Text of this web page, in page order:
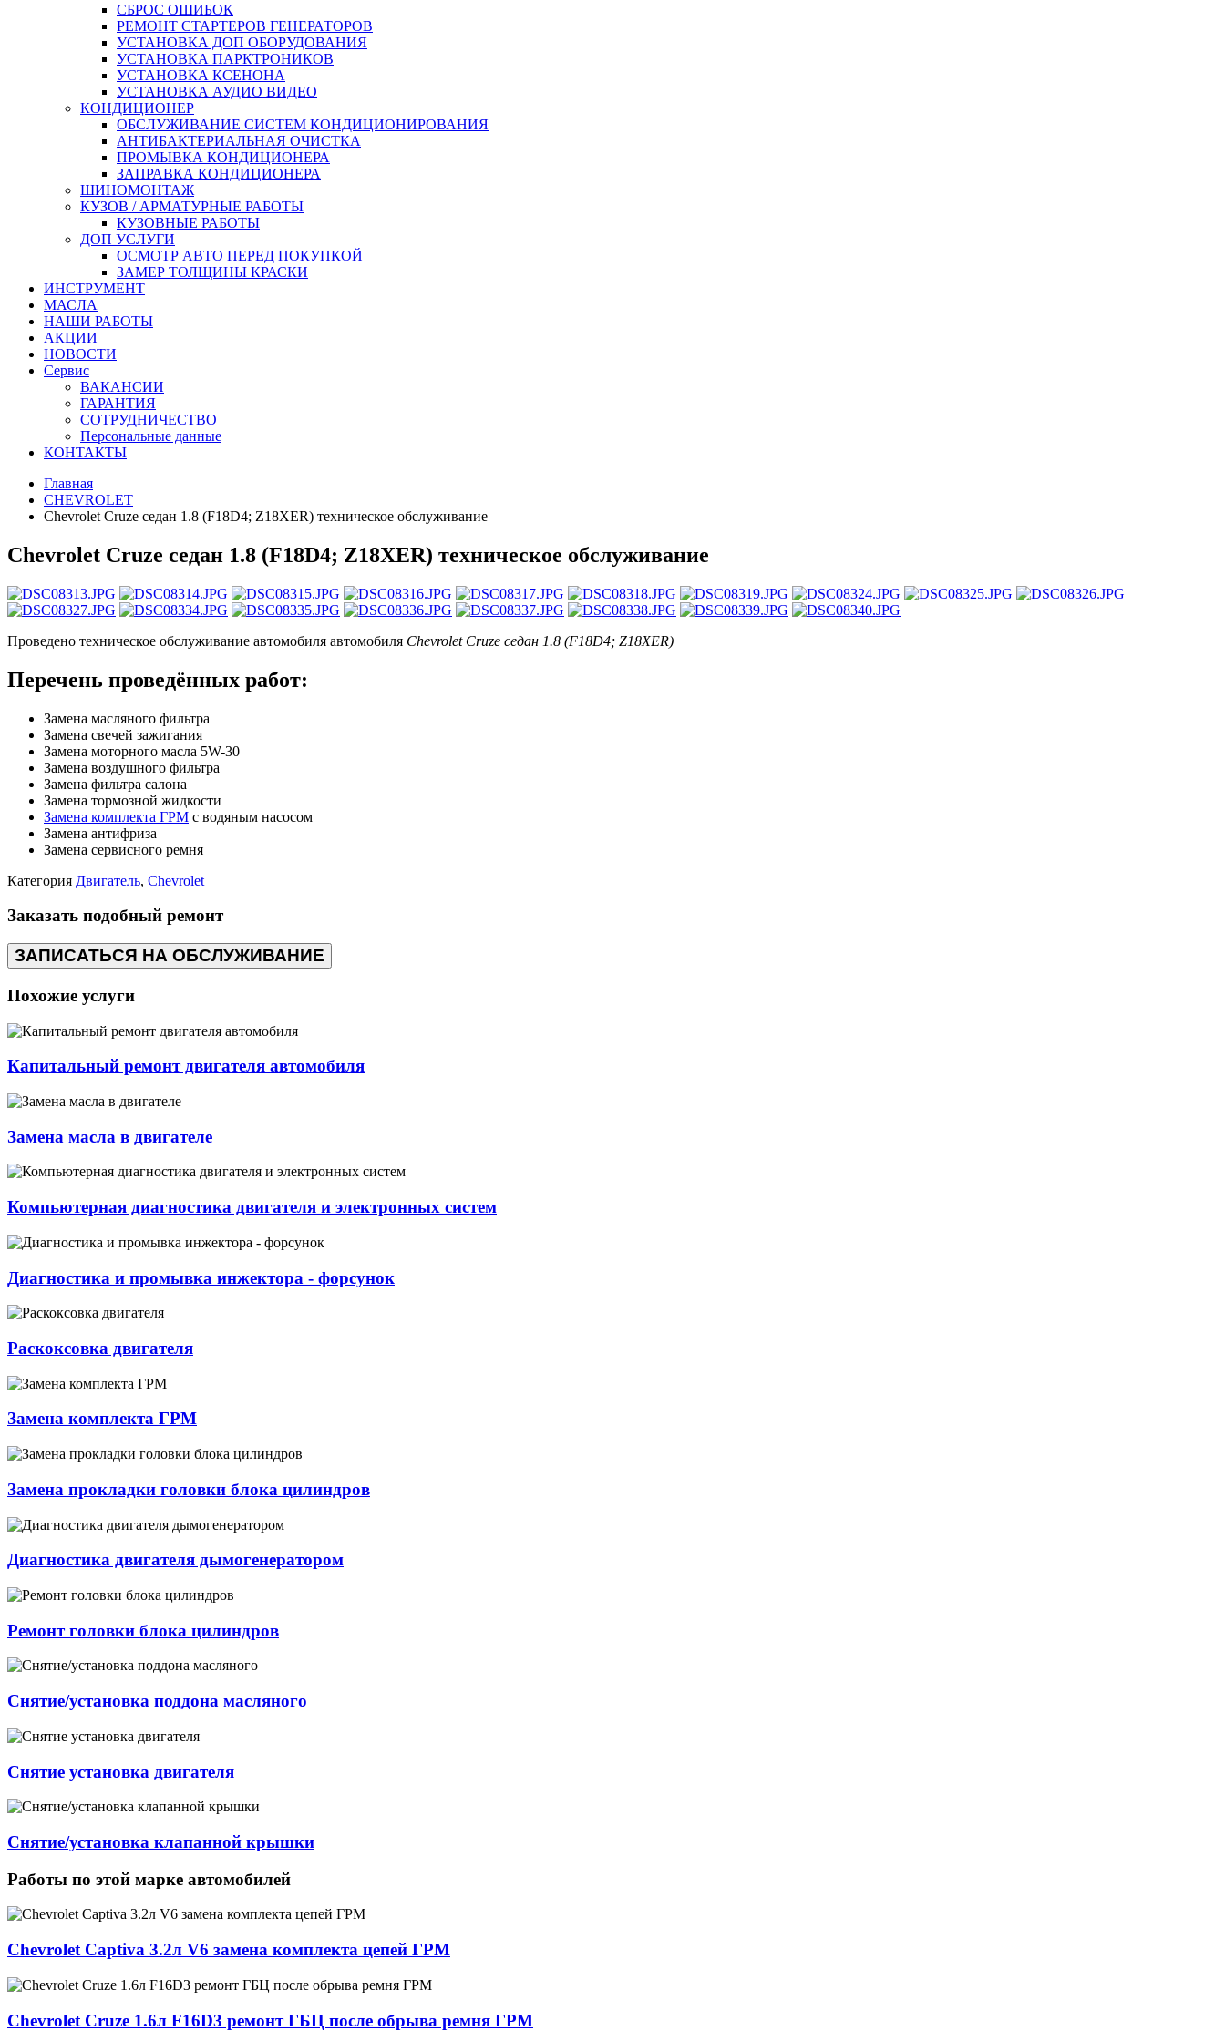
СБРОС ОШИБОК
РЕМОНТ СТАРТЕРОВ ГЕНЕРАТОРОВ
УСТАНОВКА ДОП ОБОРУДОВАНИЯ
УСТАНОВКА ПАРКТРОНИКОВ
УСТАНОВКА КСЕНОНА
УСТАНОВКА АУДИО ВИДЕО
КОНДИЦИОНЕР
ОБСЛУЖИВАНИЕ СИСТЕМ КОНДИЦИОНИРОВАНИЯ
АНТИБАКТЕРИАЛЬНАЯ ОЧИСТКА
ПРОМЫВКА КОНДИЦИОНЕРА
ЗАПРАВКА КОНДИЦИОНЕРА
ШИНОМОНТАЖ
КУЗОВ / АРМАТУРНЫЕ РАБОТЫ
КУЗОВНЫЕ РАБОТЫ
ДОП УСЛУГИ
ОСМОТР АВТО ПЕРЕД ПОКУПКОЙ
ЗАМЕР ТОЛЩИНЫ КРАСКИ
ИНСТРУМЕНТ
МАСЛА
НАШИ РАБОТЫ
АКЦИИ
НОВОСТИ
Сервис
ВАКАНСИИ
ГАРАНТИЯ
СОТРУДНИЧЕСТВО
Персональные данные
КОНТАКТЫ
Главная
CHEVROLET
Chevrolet Cruze седан 1.8 (F18D4; Z18XER) техническое обслуживание
Chevrolet Cruze седан 1.8 (F18D4; Z18XER) техническое обслуживание
Проведено техническое обслуживание автомобиля автомобиля Chevrolet Cruze седан 1.8 (F18D4; Z18XER)
Перечень проведённых работ:
Замена масляного фильтра
Замена свечей зажигания
Замена моторного масла 5W-30
Замена воздушного фильтра
Замена фильтра салона
Замена тормозной жидкости
Замена комплекта ГРМ с водяным насосом
Замена антифриза
Замена сервисного ремня
Категория Двигатель, Chevrolet
Заказать подобный ремонт
ЗАПИСАТЬСЯ НА ОБСЛУЖИВАНИЕ
Похожие услуги
Капитальный ремонт двигателя автомобиля
Замена масла в двигателе
Компьютерная диагностика двигателя и электронных систем
Диагностика и промывка инжектора - форсунок
Раскоксовка двигателя
Замена комплекта ГРМ
Замена прокладки головки блока цилиндров
Диагностика двигателя дымогенератором
Ремонт головки блока цилиндров
Cнятие/установка поддона масляного
Снятие установка двигателя
Cнятие/установка клапанной крышки
Работы по этой марке автомобилей
Chevrolet Captiva 3.2л V6 замена комплекта цепей ГРМ
Chevrolet Cruze 1.6л F16D3 ремонт ГБЦ после обрыва ремня ГРМ